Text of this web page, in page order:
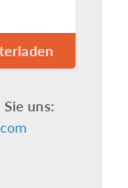
uns: